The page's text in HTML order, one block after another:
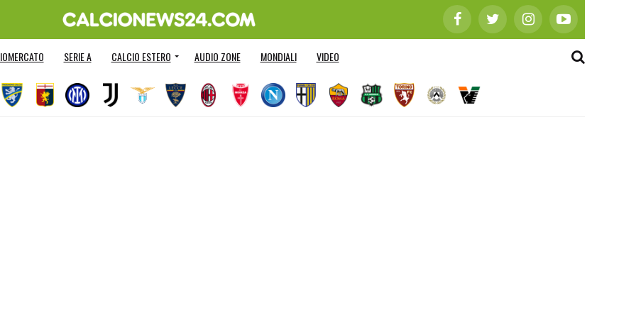
SERIE A CALCIO ESTERO AUDIO ZONE MONDIALI VIDEO